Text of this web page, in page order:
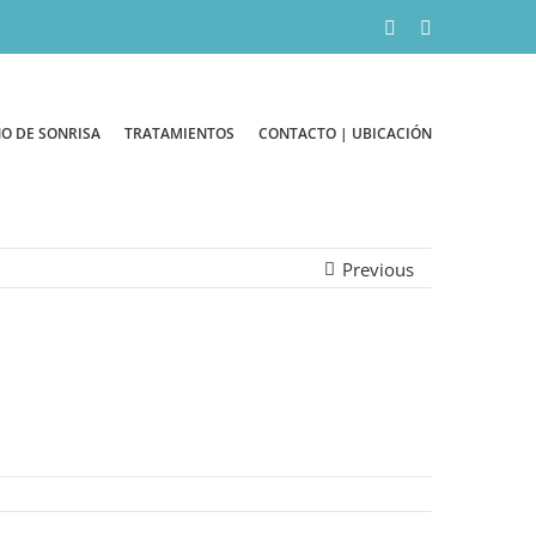
Facebook
DE SONRISA TRATAMIENTOS CONTACTO | UBICACIÓN
Previous